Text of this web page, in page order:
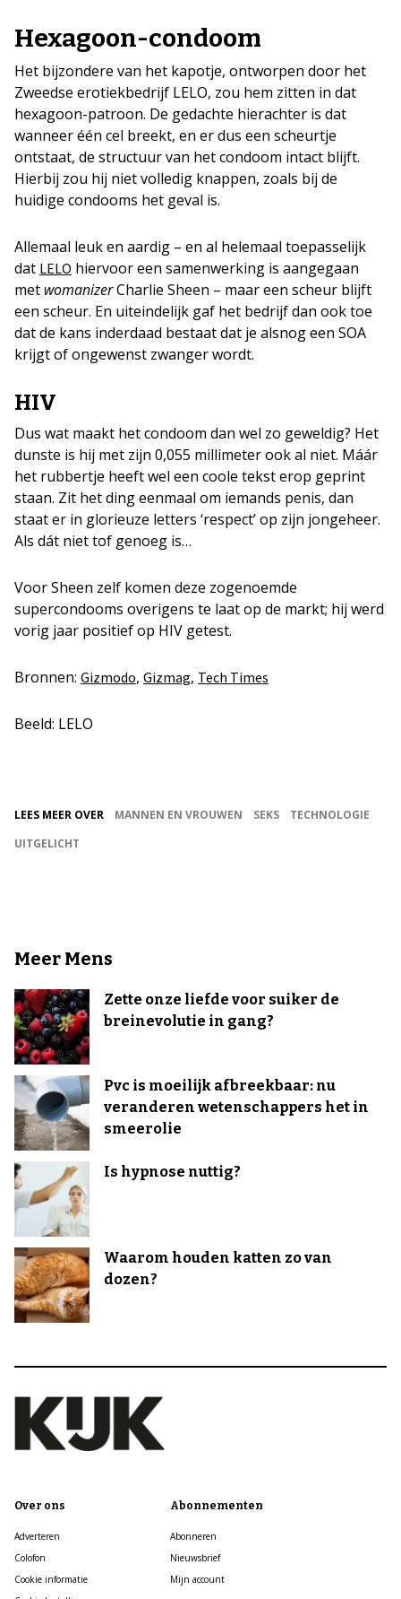
Hexagoon-condoom
Het bijzondere van het kapotje, ontworpen door het
Zweedse erotiekbedrijf LELO, zou hem zitten in dat
hexagoon-patroon. De gedachte hierachter is dat
wanneer één cel breekt, en er dus een scheurtje
ontstaat, de structuur van het condoom intact blijft.
Hierbij zou hij niet volledig knappen, zoals bij de
huidige condooms het geval is.
Allemaal leuk en aardig – en al helemaal toepasselijk
dat LELO hiervoor een samenwerking is aangegaan
met womanizerCharlie Sheen – maar een scheur blijft
een scheur. En uiteindelijk gaf het bedrijf dan ook toe
dat de kans inderdaad bestaat dat je alsnog een SOA
krijgt of ongewenst zwanger wordt.
HIV
Dus wat maakt het condoom dan wel zo geweldig? Het
dunste is hij met zijn 0,055 millimeter ook al niet. Máár
het rubbertje heeft wel een coole tekst erop geprint
staan. Zit het ding eenmaal om iemands penis, dan
staat er in glorieuze letters ‘respect’ op zijn jongeheer.
Als dát niet tof genoeg is…
Voor Sheen zelf komen deze zogenoemde
supercondooms overigens te laat op de markt; hij werd
vorig jaar positief op HIV getest.
Bronnen: Gizmodo, Gizmag, Tech Times
Beeld: LELO
LEES MEER OVER MANNEN EN VROUWEN SEKS
TECHNOLOGIE
UITGELICHT
Meer Mens
Zette onze liefde voor suiker de
breinevolutie in gang?
Pvc is moeilijk afbreekbaar: nu
veranderen wetenschappers het in
smeerolie
Is hypnose nuttig?
Waarom houden katten zo van
dozen?
Over ons
Adverteren
Colofon
Cookie informatie
Abonnementen
Abonneren
Nieuwsbrief
Mijn account